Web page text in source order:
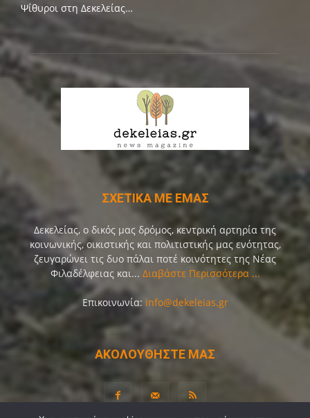
Ψίθυροι στη Δεκελείας…
ΣΧΕΤΙΚΑ ΜΕ ΕΜΑΣ
Δεκελείας, ο δικός μας δρόμος, κεντρική αρτηρία της
κοινωνικής, οικιστικής και πολιτιστικής μας ενότητας,
ζευγαρώνει τις δυο πάλαι ποτέ κοινότητες της Νέας
Φιλαδέλφειας και... Διαβάστε Περισσότερα ...
Επικοινωνία: info@dekeleias.gr
ΑΚΟΛΟΥΘΗΣΤΕ ΜΑΣ